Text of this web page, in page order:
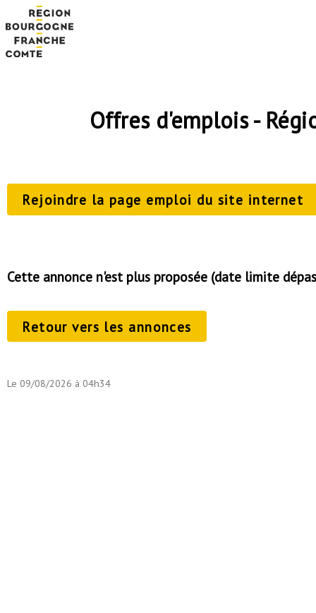
Offres d'emplois -
Rejoindre la page emploi du site internet
Cette annonce n'est plus proposée (date limite
Retour vers les annonces
Le 09/08/2026 à 04h34